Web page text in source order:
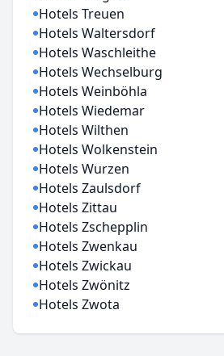
Hotels Treuen
Hotels Waltersdorf
Hotels Waschleithe
Hotels Wechselburg
Hotels Weinböhla
Hotels Wiedemar
Hotels Wilthen
Hotels Wolkenstein
Hotels Wurzen
Hotels Zaulsdorf
Hotels Zittau
Hotels Zschepplin
Hotels Zwenkau
Hotels Zwickau
Hotels Zwönitz
Hotels Zwota